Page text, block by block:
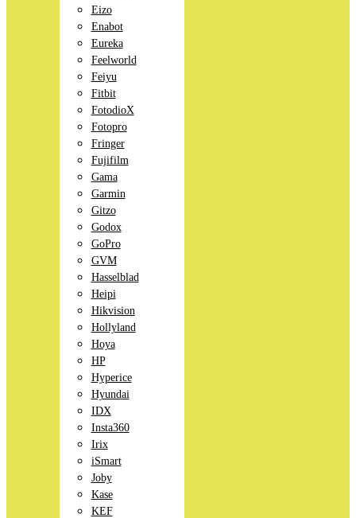
Eizo
Enabot
Eureka
Feelworld
Feiyu
Fitbit
FotodioX
Fotopro
Fringer
Fujifilm
Gama
Garmin
Gitzo
Godox
GoPro
GVM
Hasselblad
Heipi
Hikvision
Hollyland
Hoya
HP
Hyperice
Hyundai
IDX
Insta360
Irix
iSmart
Joby
Kase
KEF